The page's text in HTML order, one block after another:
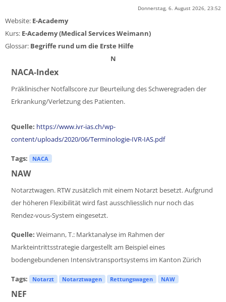
Donnerstag, 6. August 2026, 23:52
Website: E-Academy
Kurs: E-Academy (Medical Services Weimann)
Glossar: Begriffe rund um die Erste Hilfe
N
NACA-Index
Präklinischer Notfallscore zur Beurteilung des Schweregraden der
Erkrankung/Verletzung des Patienten.
Quelle: https://www.ivr-ias.ch/wp-
content/uploads/2020/06/Terminologie-IVR-IAS.pdf
Tags: NACA
NAW
Notarztwagen. RTW zusätzlich mit einem Notarzt besetzt. Aufgrund
der höheren Flexibilität wird fast ausschliesslich nur noch das
Rendez-vous-System eingesetzt.
Quelle: Weimann, T.: Marktanalyse im Rahmen der
Markteintrittsstrategie dargestellt am Beispiel eines
bodengebundenen Intensivtransportsystems im Kanton Zürich
Tags: Notarzt Notarztwagen Rettungswagen NAW
NEF